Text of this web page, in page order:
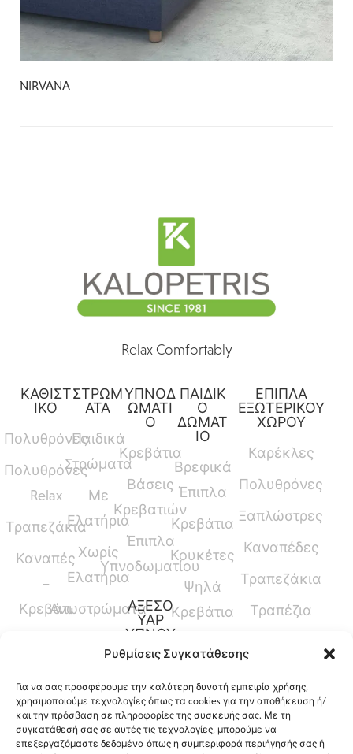
Ρυθμίσεις Συγκατάθεσης
Για να σας προσφέρουμε την καλύτερη δυνατή εμπειρία χρήσης,
χρησιμοποιούμε τεχνολογίες όπως τα cookies για την αποθήκευση ή/
και την πρόσβαση σε πληροφορίες της συσκευής σας. Με τη
συγκατάθεσή σας σε αυτές τις τεχνολογίες, μπορούμε να
επεξεργαζόμαστε δεδομένα όπως η συμπεριφορά περιήγησής σας ή
NIRVANA
Relax Comfortably
ΚΑΘΙΣΤ
ΙΚΟ
Πολυθρόνες
Πολυθρόνες
Relax
Τραπεζάκια
Καναπές
–
Κρεβάτι
ΣΤΡΩΜ
ΑΤΑ
Παιδικά
Στρώματα
Με
Ελατήρια
Χωρίς
Ελατήρια
Ανωστρώματα
ΥΠΝΟΔ
ΩΜΑΤΙ
Ο
Κρεβάτια
Βάσεις
Κρεβατιών
Έπιπλα
Υπνοδωματίου
ΑΞΕΣΟ
ΥΑΡ
ΥΠΝΟΥ
Παπλώματα
Μαξιλάρια
Προστατευτικά
ΠΑΙΔΙΚ
Ο
ΔΩΜΑΤ
ΙΟ
Βρεφικά
Έπιπλα
Κρεβάτια
Κουκέτες
Ψηλά
Κρεβάτια
Ύψους
Γραφεία
ΕΠΙΠΛΑ
ΕΞΩΤΕΡΙΚΟΥ
ΧΩΡΟΥ
Καρέκλες
Πολυθρόνες
Ξαπλώστρες
Καναπέδες
Τραπεζάκια
Τραπέζια